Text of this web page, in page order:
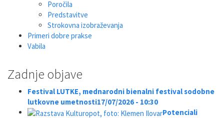
Poročila
Predstavitve
Strokovna izobraževanja
Primeri dobre prakse
Vabila
Zadnje objave
Festival LUTKE, mednarodni bienalni festival sodobne
lutkovne umetnosti17/07/2026 - 10:30
Potenciali